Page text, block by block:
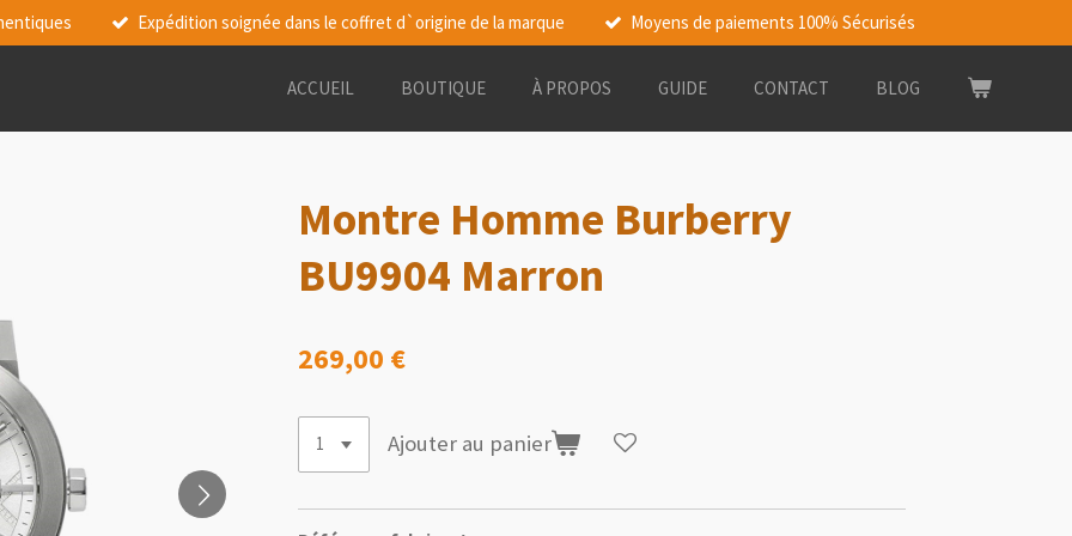
Expédition soignée dans le coffret d`origine de la marque Moyens de paiements 100% Sécurisés
ACCUEIL BOUTIQUE À PROPOS GUIDE CONTACT BLOG
Montre Homme Burberry
BU9904 Marron
269,00 €
Ajouter au panier